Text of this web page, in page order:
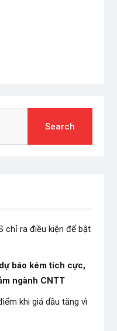
chỉ ra điều kiện để bật
báo kém tích cực,
ngành CNTT
khi giá dầu tăng vì